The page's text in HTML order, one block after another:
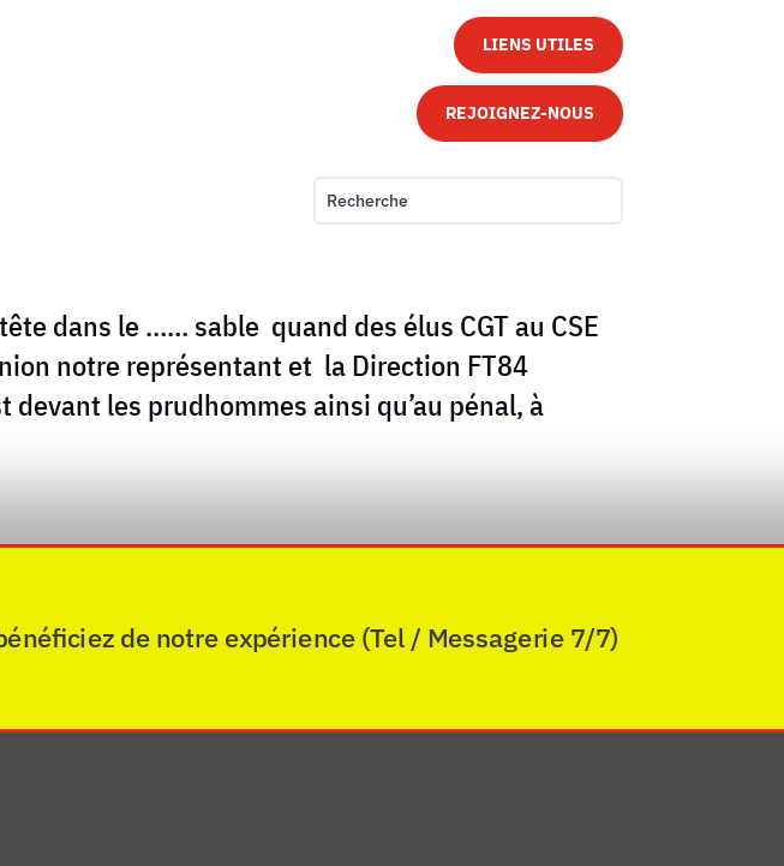
LIENS UTILES
REJOIGNEZ-NOUS
dans le …… sable quand des élus CGT au CSE
notre représentant et la Direction FT84
les prudhommes ainsi qu’au pénal, à
de notre expérience (Tel / Messagerie 7/7)